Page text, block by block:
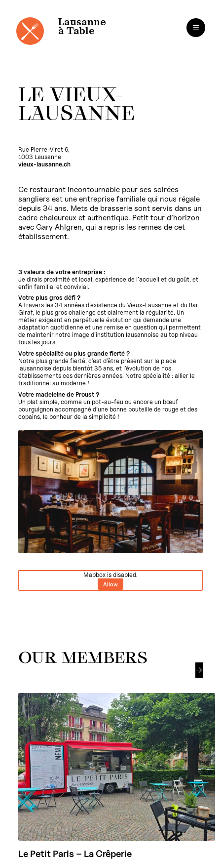
Lausanne
à Table
LE VIEUX-
LAUSANNE
Rue Pierre-Viret 6,
1003 Lausanne
vieux-lausanne.ch
Ce restaurant incontournable pour ses soirées
sangliers est une entreprise familiale qui nous régale
depuis 34 ans. Mets de brasserie sont servis dans un
cadre chaleureux et authentique. Petit tour d’horizon
avec Gary Ahlgren, qui a repris les rennes de cet
établissement.
3 valeurs de votre entreprise :
Je dirais proximité et local, expérience de l’accueil et du goût, et
enfin familial et convivial.
Votre plus gros défi ?
A travers les 34 années d’existence du Vieux-Lausanne et du Bar
Giraf, le plus gros challenge est clairement la régularité. Un
métier exigeant en perpétuelle évolution qui demande une
adaptation quotidienne et une remise en question qui permettent
de maintenir notre image d’institution lausannoise au top niveau
tous les jours.
Votre spécialité ou plus grande fierté ?
Notre plus grande fierté, c’est d’être présent sur la place
lausannoise depuis bientôt 35 ans, et l’évolution de nos
établissements ces dernières années. Notre spécialité : allier le
traditionnel au moderne !
Votre madeleine de Proust ?
Un plat simple, comme un pot-au-feu ou encore un bœuf
bourguignon accompagné d’une bonne bouteille de rouge et des
copains, le bonheur de la simplicité !
Mapbox is disabled.
Allow
OUR MEMBERS

Le Petit Paris – La Crêperie